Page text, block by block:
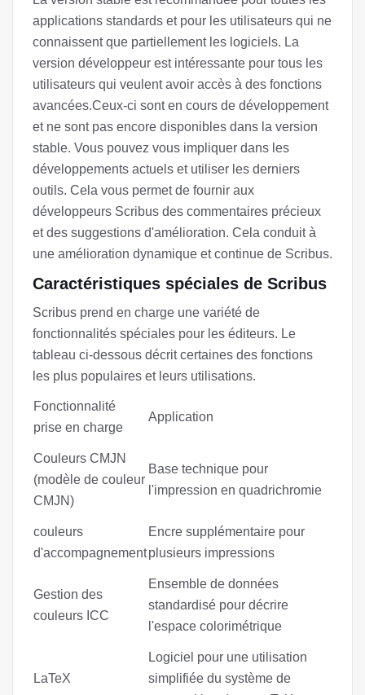
applications standards et pour les utilisateurs qui ne
connaissent que partiellement les logiciels. La
version développeur est intéressante pour tous les
utilisateurs qui veulent avoir accès à des fonctions
avancées.Ceux-ci sont en cours de développement
et ne sont pas encore disponibles dans la version
stable. Vous pouvez vous impliquer dans les
développements actuels et utiliser les derniers
outils. Cela vous permet de fournir aux
développeurs Scribus des commentaires précieux
et des suggestions d'amélioration. Cela conduit à
une amélioration dynamique et continue de Scribus.
Caractéristiques spéciales de Scribus
Scribus prend en charge une variété de
fonctionnalités spéciales pour les éditeurs. Le
tableau ci-dessous décrit certaines des fonctions
les plus populaires et leurs utilisations.
Fonctionnalité
prise en charge
Application
Couleurs CMJN
(modèle de couleur
CMJN)
Base technique pour
l'impression en quadrichromie
couleurs
d'accompagnement
Encre supplémentaire pour
plusieurs impressions
Gestion des
couleurs ICC
Ensemble de données
standardisé pour décrire
l'espace colorimétrique
LaTeX
Logiciel pour une utilisation
simplifiée du système de